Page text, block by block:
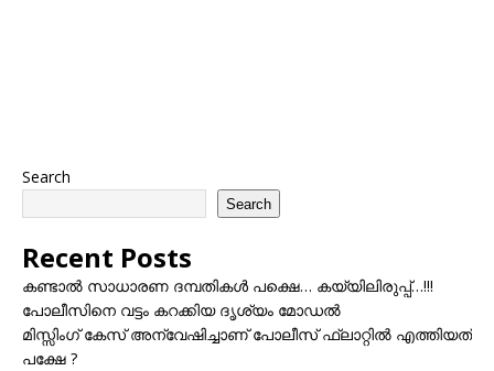
Search
Search
Recent Posts
കണ്ടാൽ സാധാരണ ദമ്പതികൾ പക്ഷെ… കയ്യിലിരുപ്പ്…!!!
പോലീസിനെ വട്ടം കറക്കിയ ദൃശ്യം മോഡല്‍
മിസ്സിംഗ് കേസ് അന്വേഷിച്ചാണ് പോലീസ് ഫ്ലാറ്റിൽ എത്തിയത്
പക്ഷേ ?